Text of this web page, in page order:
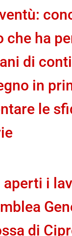
che ha
di
in
le
aperti i
di